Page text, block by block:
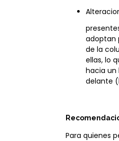
adoptan
de la
ellas, lo
hacia un
delante
Para quienes